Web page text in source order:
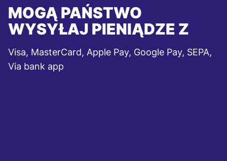
MOGĄ PAŃSTWO
WYSYŁAJ PIENIĄDZE Z
Visa, MasterCard, Apple Pay, Google Pay, SEPA,
Via bank app